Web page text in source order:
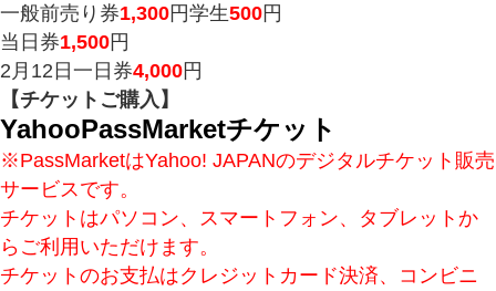
一般前売り券1,300円学生500円
当日券1,500円
2月12日一日券4,000円
【チケットご購入】
YahooPassMarketチケット
※PassMarketはYahoo! JAPANのデジタルチケット販売
サービスです。
チケットはパソコン、スマートフォン、タブレットか
らご利用いただけます。
チケットのお支払はクレジットカード決済、コンビニ